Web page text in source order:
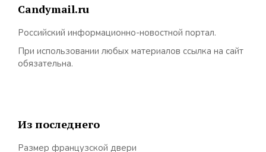
Candymail.ru
Российский информационно-новостной портал.
При использовании любых материалов ссылка на сайт
обязательна.
Из последнего
Размер французской двери